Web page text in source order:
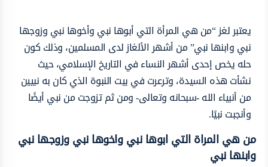
يعتبر لغز “من هي المرأة التي أبوها نبي وأخوها نبي وزوجها
نبي وابنها نبي” من أشهر الألغاز لدى المسلمين، وذلك كون
حله يخص إحدى أشهر النساء في التاريخ الإسلامي، حيث
نشأت هذه السيدة، وترعرت في بيت النبوة الذي كان به نبيين
من أنبياء الله -سبحانه وتعالى- ومن ثم تزوجت من نبي أيضًا
وأنجبت نبيًا.
من هي المراة التي ابوها نبي واخوها نبي وزوجها نبي
وابنها نبي